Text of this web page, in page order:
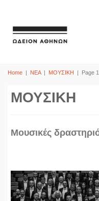
Home | ΝΕΑ | ΜΟΥΣΙΚΗ | Page
ΜΟΥΣΙΚΗ
Mουσικές